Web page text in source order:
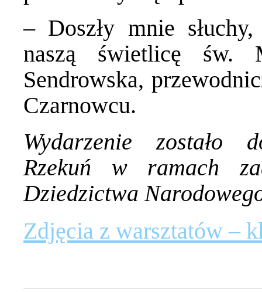
– Doszły mnie
naszą świetlicę św.
Sendrowska,
Czarnowcu.
Wydarzenie zostało
Rzekuń w ramach
Dziedzictwa
Zdjęcia z warsztatów –